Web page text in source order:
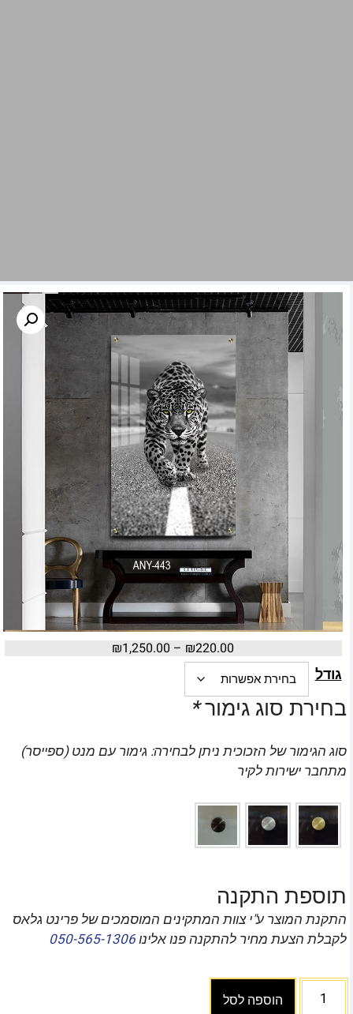
₪220.00
–
₪1,250.00
גודל
בחירת סוג גימור*
סוג הגימור של הזכוכית ניתן לבחירה: גימור עם מנט (ספייסר)
מתחבר ישירות לקיר
תוספת התקנה
התקנת המוצר ע"י צוות המתקינים המוסמכים של פרינט גלאס
לקבלת הצעת מחיר להתקנה פנו אלינו050-565-1306
הוספה לסל